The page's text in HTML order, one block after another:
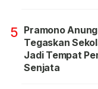
5 Pramono
Tegaskan
Jadi Tempat
Senjata